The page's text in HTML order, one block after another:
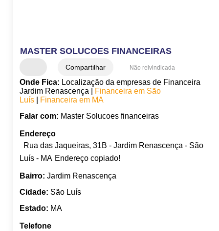
MASTER SOLUCOES FINANCEIRAS
Compartilhar Não reivindicada
Onde Fica: Localização da empresas de Financeira
Jardim Renascença |
Financeira em São
Luís|
Financeira em MA
Falar com: Master Solucoes financeiras
Endereço
Rua das Jaqueiras, 31B - Jardim Renascença - São
Luís - MA Endereço copiado!
Bairro: Jardim Renascença
Cidade: São Luís
Estado: MA
Telefone